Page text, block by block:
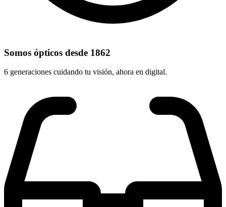
Somos ópticos desde 1862
6 generaciones cuidando tu visión, ahora en digital.